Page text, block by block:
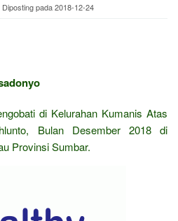
Diposting pada2018-12-24
di Kelurahan Kumanis Atas
Bulan Desember 2018 di
Provinsi Sumbar.